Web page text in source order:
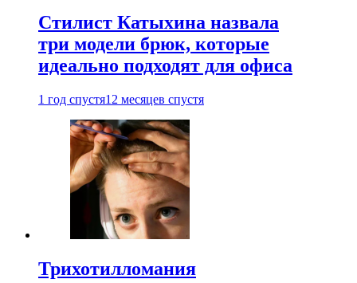
Стилист Катыхина назвала
три модели брюк, которые
идеально подходят для офиса
1 год спустя12 месяцев спустя
Трихотилломания